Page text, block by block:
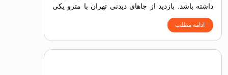
داشته باشد. بازدید از جاهای دیدنی تهران با مترو یکی
از روش‌های ساده، سریع و البته ارزان برای دسترسی
به جاذبه‌های تاریخی، فرهنگی، تفریحی، طبیعی و
گردشگری است.
ادامه مطلب